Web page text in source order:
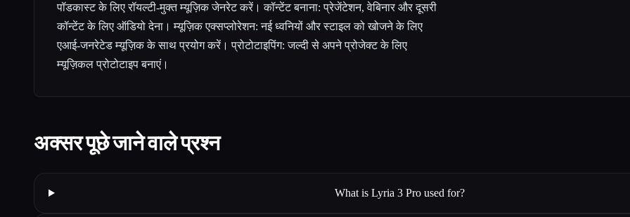
पॉडकास्ट के लिए रॉयल्टी-मुक्त म्यूज़िक जेनरेट करें। कॉन्टेंट बनाना: प्रेजेंटेशन, वेबिनार और दूसरी
कॉन्टेंट के लिए ऑडियो देना। म्यूज़िक एक्सप्लोरेशन: नई ध्वनियों और स्टाइल को खोजने के लिए
एआई-जनरेटेड म्यूज़िक के साथ प्रयोग करें। प्रोटोटाइपिंग: जल्दी से अपने प्रोजेक्ट के लिए
म्यूज़िकल प्रोटोटाइप बनाएं।
अक्सर पूछे जाने वाले प्रश्न
What is Lyria 3 Pro used for?